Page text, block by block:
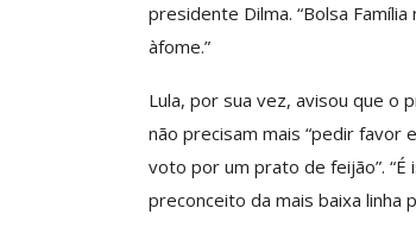
presidente Dilma. “Bolsa
àfome.”
Lula, por sua vez, avisou que o
não precisam mais “pedir favor
voto por um prato de feijão”.
preconceito da mais baixa linha